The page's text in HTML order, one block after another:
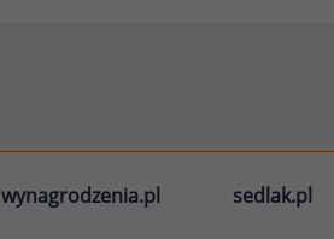
wynagrodzenia.pl sedlak.pl